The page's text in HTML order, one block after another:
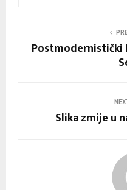
Postmodernistički
Slika zmije u